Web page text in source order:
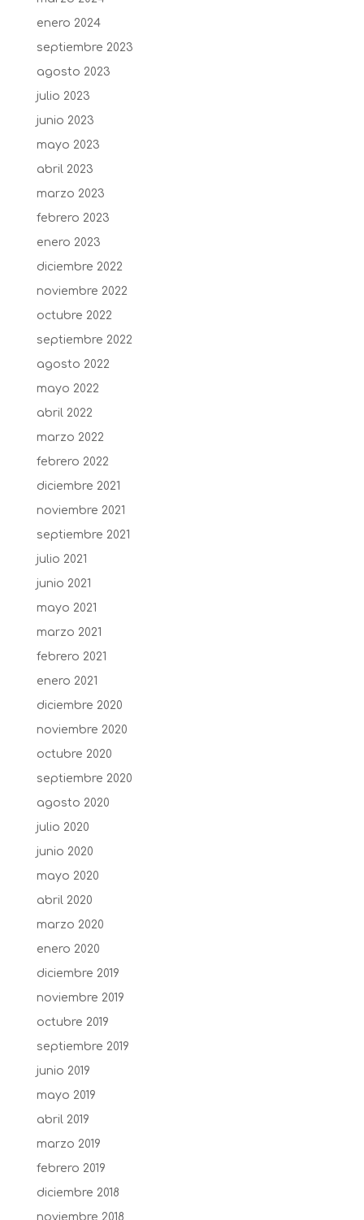
enero 2024
septiembre 2023
agosto 2023
julio 2023
junio 2023
mayo 2023
abril 2023
marzo 2023
febrero 2023
enero 2023
diciembre 2022
noviembre 2022
octubre 2022
septiembre 2022
agosto 2022
mayo 2022
abril 2022
marzo 2022
febrero 2022
diciembre 2021
noviembre 2021
septiembre 2021
julio 2021
junio 2021
mayo 2021
marzo 2021
febrero 2021
enero 2021
diciembre 2020
noviembre 2020
octubre 2020
septiembre 2020
agosto 2020
julio 2020
junio 2020
mayo 2020
abril 2020
marzo 2020
enero 2020
diciembre 2019
noviembre 2019
octubre 2019
septiembre 2019
junio 2019
mayo 2019
abril 2019
marzo 2019
febrero 2019
diciembre 2018
noviembre 2018